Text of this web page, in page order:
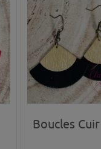
Boucles